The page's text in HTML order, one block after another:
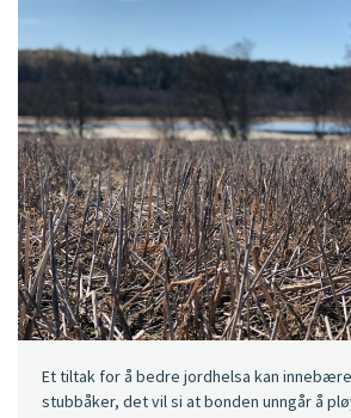
Et tiltak for å bedre jordhelsa kan
stubbåker, det vil si at bonden unngår å